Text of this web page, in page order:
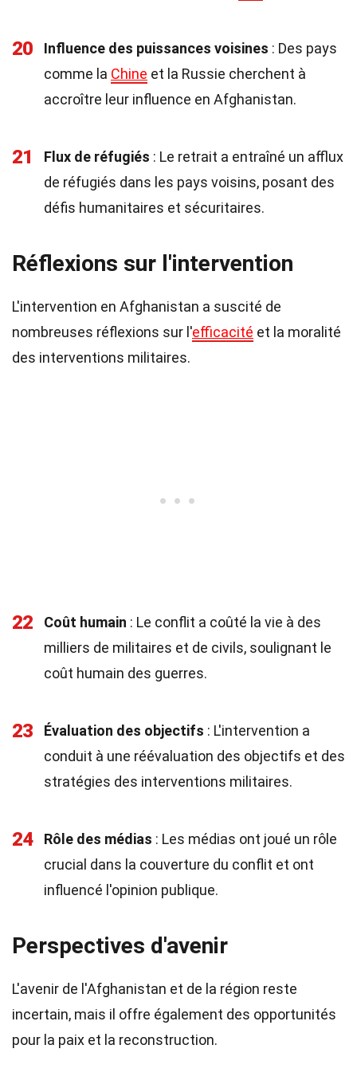
20 Influence des puissances voisines : Des pays
comme la Chine et la Russie cherchent à
accroître leur influence en Afghanistan.
21 Flux de réfugiés : Le retrait a entraîné un afflux
de réfugiés dans les pays voisins, posant des
défis humanitaires et sécuritaires.
Réflexions sur l'intervention
L'intervention en Afghanistan a suscité de
nombreuses réflexions sur l'efficacité et la moralité
des interventions militaires.
22 Coût humain : Le conflit a coûté la vie à des
milliers de militaires et de civils, soulignant le
coût humain des guerres.
23 Évaluation des objectifs : L'intervention a
conduit à une réévaluation des objectifs et des
stratégies des interventions militaires.
24 Rôle des médias : Les médias ont joué un rôle
crucial dans la couverture du conflit et ont
influencé l'opinion publique.
Perspectives d'avenir
L'avenir de l'Afghanistan et de la région reste
incertain, mais il offre également des opportunités
pour la paix et la reconstruction.